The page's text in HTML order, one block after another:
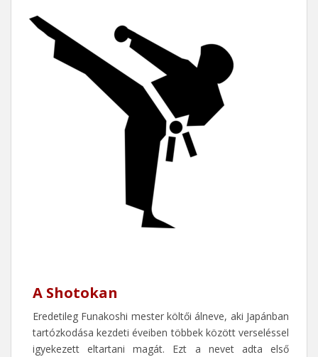
A Shotokan
Eredetileg Funakoshi mester költői álneve, aki Japánban
tartózkodása kezdeti éveiben többek között verseléssel
igyekezett eltartani magát. Ezt a nevet adta első